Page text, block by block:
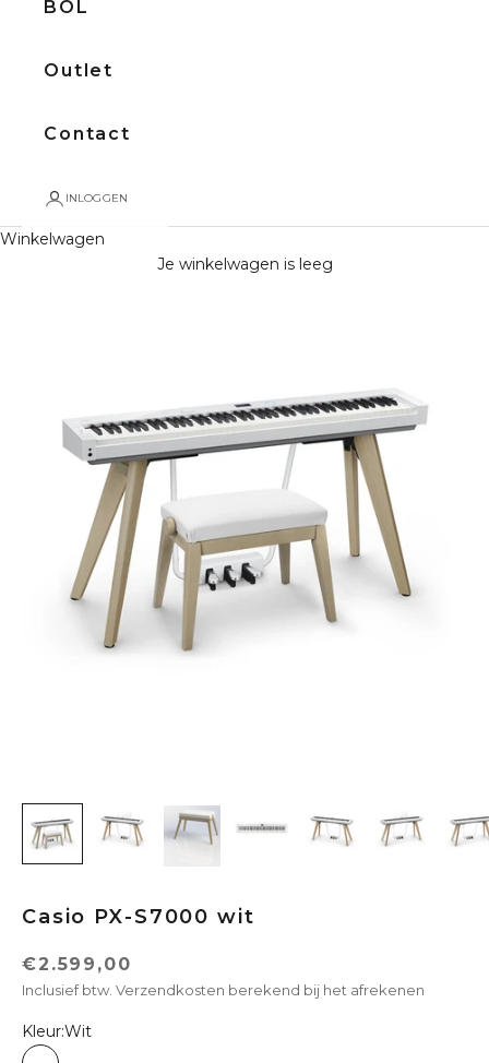
BOL
Outlet
Contact
INLOGGEN
Winkelwagen
Je winkelwagen is leeg
Casio PX-S7000 wit
Aanbiedingsprijs
€2.599,00
Inclusief btw. Verzendkosten berekend bij het afrekenen
Kleur:Wit